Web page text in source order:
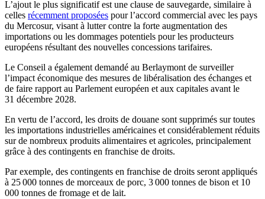
L’ajout le plus significatif est une clause de sauvegarde, similaire à
celles récemment proposées pour l’accord commercial avec les pays
du Mercosur, visant à lutter contre la forte augmentation des
importations ou les dommages potentiels pour les producteurs
européens résultant des nouvelles concessions tarifaires.
Le Conseil a également demandé au Berlaymont de surveiller
l’impact économique des mesures de libéralisation des échanges et
de faire rapport au Parlement européen et aux capitales avant le
31 décembre 2028.
En vertu de l’accord, les droits de douane sont supprimés sur toutes
les importations industrielles américaines et considérablement réduits
sur de nombreux produits alimentaires et agricoles, principalement
grâce à des contingents en franchise de droits.
Par exemple, des contingents en franchise de droits seront appliqués
à 25 000 tonnes de morceaux de porc, 3 000 tonnes de bison et 10
000 tonnes de fromage et de lait.